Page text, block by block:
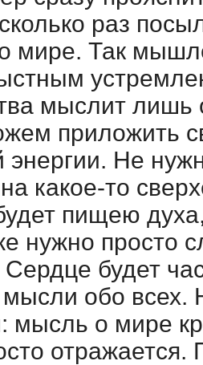
раз
мире. Так
мыслит лишь
приложить
энергии. Не
какое-то
пищею
нужно просто
будет
мысли обо
мысль о мире